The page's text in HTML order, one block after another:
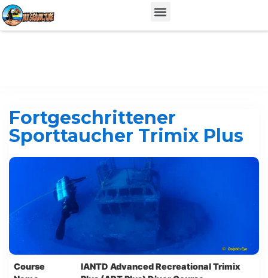
Fortgeschrittener
Sporttaucher Trimix Plus
Course
IANTD Advanced Recreational Trimix